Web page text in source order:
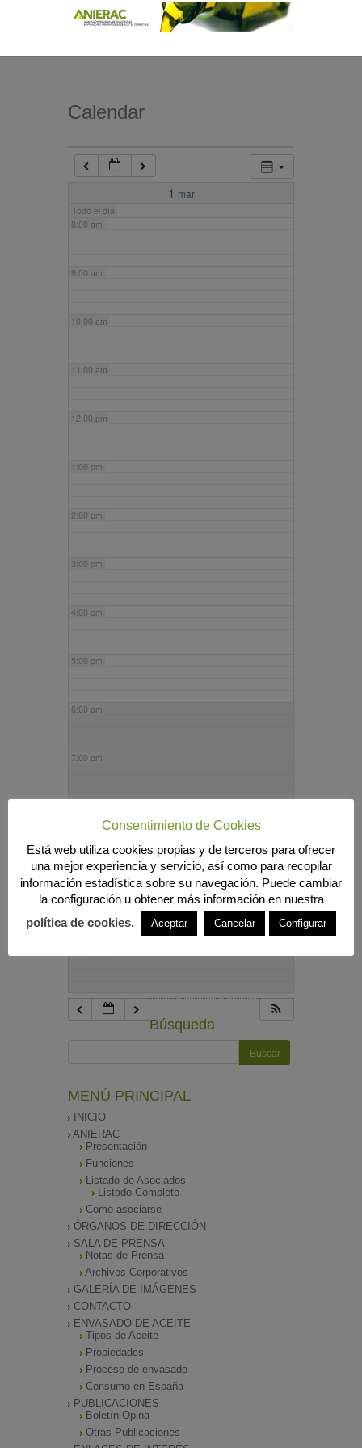
Calendar
1 mar
Todo el día
7:00 am
8:00 am
9:00 am
10:00 am
11:00 am
12:00 pm
1:00 pm
2:00 pm
3:00 pm
4:00 pm
5:00 pm
6:00 pm
7:00 pm
9:00 pm
10:00 pm
Búsqueda
MENÚ PRINCIPAL
INICIO
ANIERAC
Presentación
Funciones
Listado de Asociados
Listado Completo
Como asociarse
ÓRGANOS DE DIRECCIÓN
SALA DE PRENSA
Notas de Prensa
Archivos Corporativos
GALERÍA DE IMÁGENES
CONTACTO
ENVASADO DE ACEITE
Tipos de Aceite
Propiedades
Proceso de envasado
Consumo en España
PUBLICACIONES
Boletín Opina
Otras Publicaciones
Consentimiento de Cookies
Está web utiliza cookies propias y de terceros para ofrecer
una mejor experiencia y servicio, así como para recopilar
información estadística sobre su navegación. Puede cambiar
la configuración u obtener más información en nuestra
política de cookies.
Aceptar Cancelar Configurar